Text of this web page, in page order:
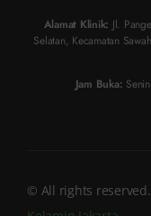
Alamat Klinik: Jl.
Selatan, Kecamatan
Jam Buka:
© All rights reserved.